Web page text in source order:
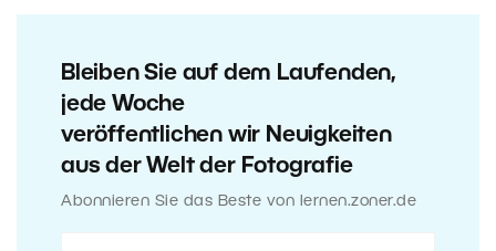
Bleiben Sie auf dem Laufenden,
jede Woche
veröffentlichen wir Neuigkeiten
aus der Welt der Fotografie
Abonnieren Sie das Beste von lernen.zoner.de